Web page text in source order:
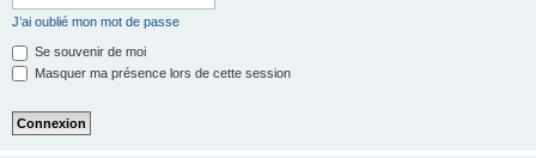
J’ai oublié mon mot de passe
Se souvenir de moi
Masquer ma présence lors de cette session